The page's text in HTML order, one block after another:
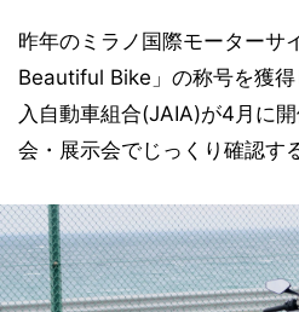
昨年のミラノ国際モーターサ
Beautiful Bike」の称号を獲
入自動車組合(JAIA)が4月に
会・展示会でじっくり確認す